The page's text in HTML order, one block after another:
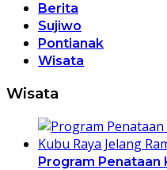
Berita
Sujiwo
Pontianak
Wisata
Wisata
Program Penataan